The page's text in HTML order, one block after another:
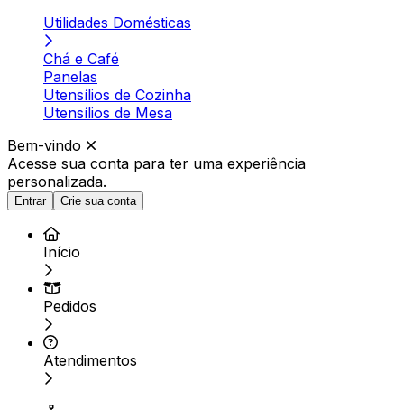
Utilidades Domésticas
Chá e Café
Panelas
Utensílios de Cozinha
Utensílios de Mesa
Bem-vindo
Acesse sua conta para ter uma experiência
personalizada.
Entrar Crie sua conta
Início
Pedidos
Atendimentos